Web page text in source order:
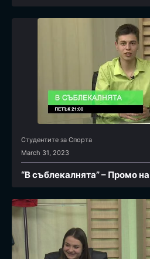
Студентите за Спортa
March 31, 2023
“В съблекалнята” – Промо на